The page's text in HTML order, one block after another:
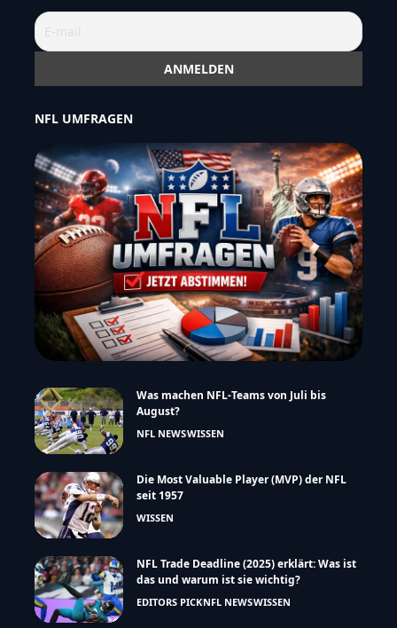
NFL UMFRAGEN
Was machen NFL-Teams von Juli bis
August?
NFL NEWSWISSEN
Die Most Valuable Player (MVP) der NFL
seit 1957
WISSEN
NFL Trade Deadline (2025) erklärt: Was ist
das und warum ist sie wichtig?
EDITORS PICKNFL NEWSWISSEN